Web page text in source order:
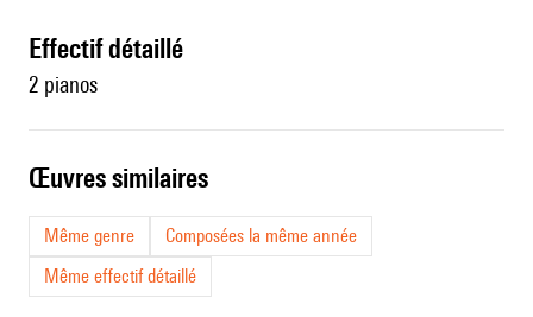
effectif détaillé
2 pianos
œuvres similaires
Même genre
Composées la même année
Même effectif détaillé